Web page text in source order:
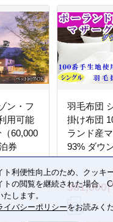
ン・フ
用可能
60,000
券
羽毛布団
掛け布団
ランド産
93% ダウ
羽毛ふと
とん ダウ
本掛け羽
FAG181
381,000
ト利便性向上のため、クッキ
トの閲覧を継続された場合、
します。
イバシーポリシーをお読みく